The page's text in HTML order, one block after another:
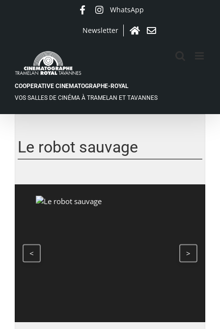
WhatsApp
Newsletter
AccueilContact
COOPERATIVE CINEMATOGRAPHE-ROYAL
VOS SALLES DE CINÉMA À TRAMELAN ET TAVANNES
Le robot sauvage
< >